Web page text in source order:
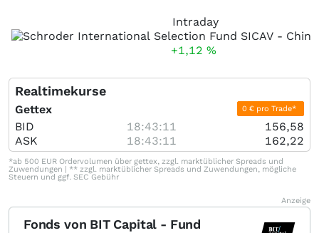
Intraday
+1,12 %
Realtimekurse
Gettex 0 € pro Trade*
BID 18:43:11
156,58
ASK
18:43:11 162,22
*ab 500 EUR Ordervolumen über gettex, zzgl. marktüblicher Spreads und
Zuwendungen | ** zzgl. marktüblicher Spreads und Zuwendungen, mögliche
Steuern und ggf. SEC Gebühr
Anzeige
Fonds von BIT Capital - Fund